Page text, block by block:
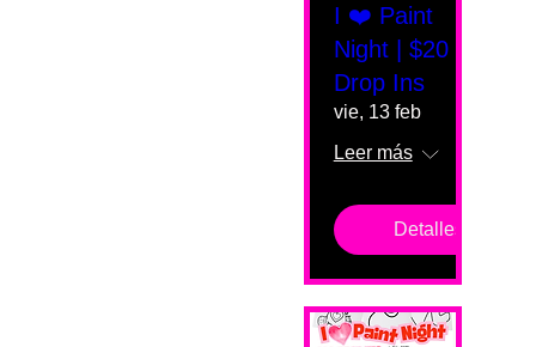
I ❤️ Paint
Night | $20
Drop Ins
vie, 13 feb
Leer más
Detalles